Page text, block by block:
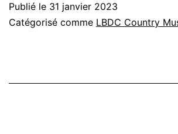
Publié le 31 janvier 2023
Catégorisé comme LBDC Country